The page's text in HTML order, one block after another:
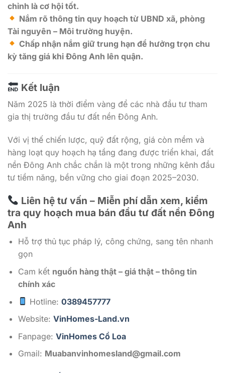
chỉnh là cơ hội tốt.
Nắm rõ thông tin quy hoạch từ UBND xã, phòng
Tài nguyên – Môi trường huyện.
Chấp nhận nắm giữ trung hạn để hưởng trọn chu
kỳ tăng giá khi Đông Anh lên quận.
Kết luận
Năm 2025 là thời điểm vàng để các nhà đầu tư tham
gia thị trường đầu tư đất nền Đông Anh.
Với vị thế chiến lược, quỹ đất rộng, giá còn mềm và
hàng loạt quy hoạch hạ tầng đang được triển khai, đất
nền Đông Anh chắc chắn là một trong những kênh đầu
tư tiềm năng, bền vững cho giai đoạn 2025–2030.
Liên hệ tư vấn – Miễn phí dẫn xem, kiểm
tra quy hoạch mua bán đầu tư đất nền Đông
Anh
Hỗ trợ thủ tục pháp lý, công chứng, sang tên nhanh
gọn
Cam kết nguồn hàng thật – giá thật – thông tin
chính xác
Hotline:0389457777
Website: VinHomes-Land.vn
Fanpage: VinHomes Cổ Loa
Gmail: Muabanvinhomesland@gmail.com